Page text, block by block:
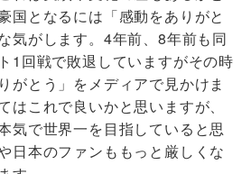
国となるには「感動をありがと
気がします。4年前、8年前も同
1回戦で敗退していますがその時
がとう」をメディアで見かけま
はこれで良いかと思いますが、
気で世界一を目指していると思
日本のファンももっと厳しくな